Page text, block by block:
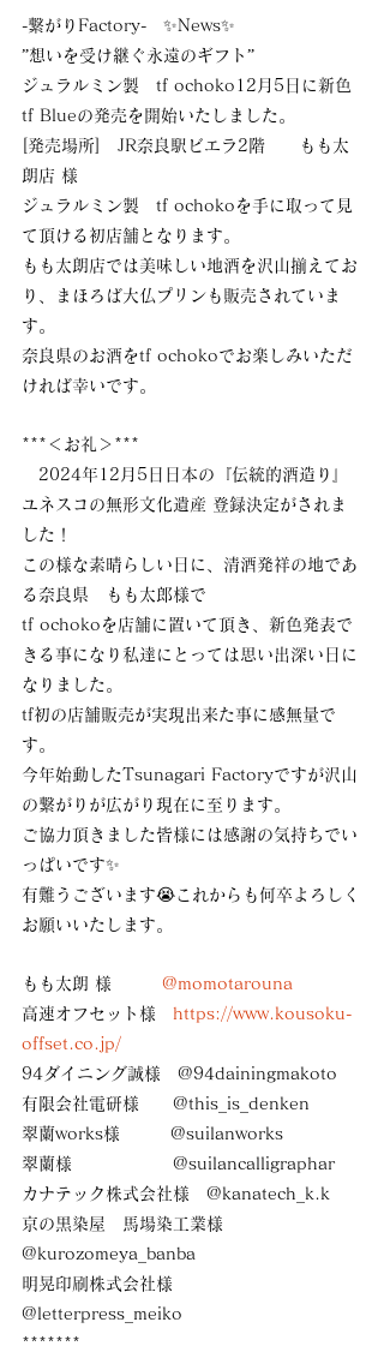
-繋がりFactory-　✨News✨
”想いを受け継ぐ永遠のギフト”
ジュラルミン製　tf ochoko12月5日に新色
tf Blueの発売を開始いたしました。
[発売場所]　JR奈良駅ビエラ2階　　もも太
朗店 様
ジュラルミン製　tf ochokoを手に取って見
て頂ける初店舗となります。
もも太朗店では美味しい地酒を沢山揃えてお
り、まほろば大仏プリンも販売されていま
す。
奈良県のお酒をtf ochokoでお楽しみいただ
ければ幸いです。
***＜お礼＞***
2024年12月5日日本の『伝統的酒造り』
ユネスコの無形文化遺産 登録決定がされま
した！
この様な素晴らしい日に、清酒発祥の地であ
る奈良県　もも太郎様で
tf ochokoを店舗に置いて頂き、新色発表で
きる事になり私達にとっては思い出深い日に
なりました。
tf初の店舗販売が実現出来た事に感無量で
す。
今年始動したTsunagari Factoryですが沢山
の繋がりが広がり現在に至ります。
ご協力頂きました皆様には感謝の気持ちでい
っぱいです✨
有難うございます😭これからも何卒よろしく
お願いいたします。
もも太朗 様 @momotarouna
高速オフセット様 https://www.kousoku-
offset.co.jp/
94ダイニング誠様 @94dainingmakoto
有限会社電研様 @this_is_denken
翠蘭works様 @suilanworks
翠蘭様 @suilancalligraphar
カナテック株式会社様 @kanatech_k.k
京の黒染屋　馬場染工業様
@kurozomeya_banba
明晃印刷株式会社様
@letterpress_meiko
*******